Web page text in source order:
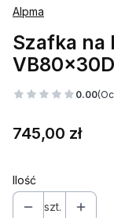
Alpma
Szafka na
0.00
Cena
745,00 zł
Ilość
szt.